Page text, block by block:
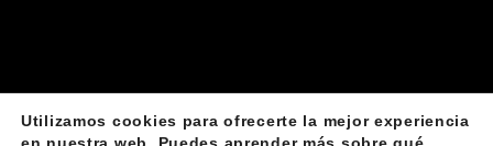
Aviso Legal Declaración de accesibilidad
Utilizamos cookies para ofrecerte la mejor experiencia